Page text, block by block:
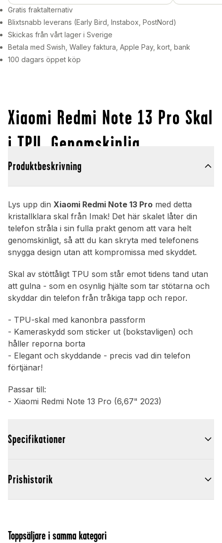
Gratis fraktalternativ
Blixtsnabb leverans (Early Bird, Instabox, PostNord)
Skickas från vårt lager i Sverige
Betala med Swish, Walley faktura, Apple Pay, kort, bank
100 dagars öppet köp
Xiaomi Redmi Note 13 Pro Skal
i TPU, Genomskinlig
Produktbeskrivning
Lys upp din Xiaomi Redmi Note 13 Pro med detta
kristallklara skal från Imak! Det här skalet låter din
telefon stråla i sin fulla prakt genom att vara helt
genomskinligt, så att du kan skryta med telefonens
snygga design utan att kompromissa med skyddet.
Skal av stöttåligt TPU som står emot tidens tand utan
att gulna - som en osynlig hjälte som tar stötarna och
skyddar din telefon från tråkiga tapp och repor.
- TPU-skal med kanonbra passform
- Kameraskydd som sticker ut (bokstavligen) och
håller reporna borta
- Elegant och skyddande - precis vad din telefon
förtjänar!
Passar till:
- Xiaomi Redmi Note 13 Pro (6,67" 2023)
Specifikationer
Prishistorik
Toppsäljare i samma kategori